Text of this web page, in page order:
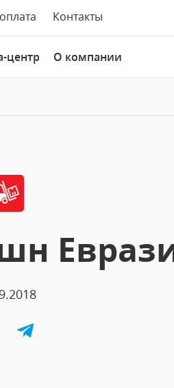
Контакты
центр О компании